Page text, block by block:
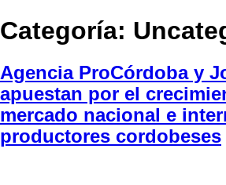
Categoría:
Agencia ProCórdoba y
apuestan por el
mercado nacional e
productores cordobeses